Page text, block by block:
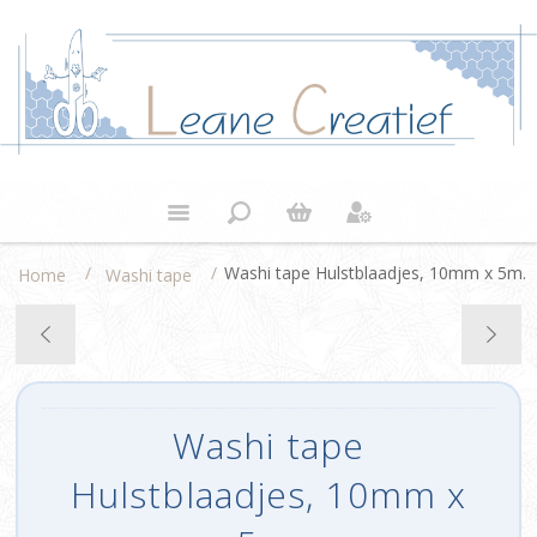
Home / Washi tape / Washi tape Hulstblaadjes, 10mm x 5m.
Washi tape
Hulstblaadjes, 10mm x